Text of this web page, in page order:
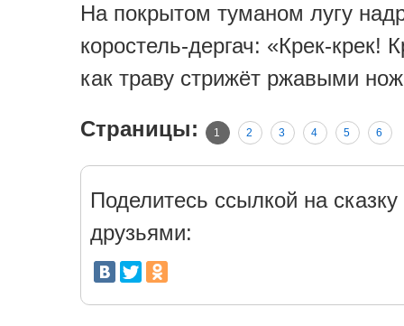
На покрытом туманом лугу
коростель-дергач: «Крек-крек!
как траву стрижёт ржавыми
Страницы: 1 2 3 4 5 6
Поделитесь ссылкой на сказку
друзьями: